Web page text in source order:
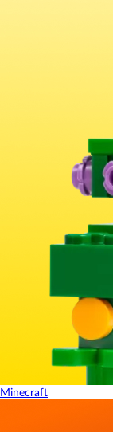
Minecraft